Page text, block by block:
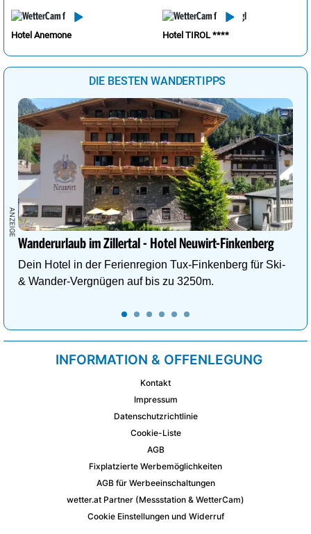
Hotel Anemone Hotel TIROL ****
DIE BESTEN WANDERTIPPS
Wanderurlaub im Zillertal - Hotel Neuwirt-Finkenberg
Dein Hotel in der Ferienregion Tux-Finkenberg für Ski-
& Wander-Vergnügen auf bis zu 3250m.
INFORMATION & OFFENLEGUNG
Kontakt
Impressum
Datenschutzrichtlinie
Cookie-Liste
AGB
Fixplatzierte Werbemöglichkeiten
AGB für Werbeeinschaltungen
wetter.at Partner (Messstation & WetterCam)
Cookie Einstellungen und Widerruf